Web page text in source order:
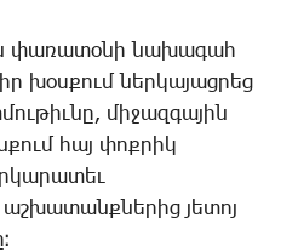
փա­ռա­տօ­նի նա­խա­գահ
խօս­քում ներ­կա­յաց­րեց
մի­ջազ­գա­յին
հայ փոք­րիկ
յե­տոյ